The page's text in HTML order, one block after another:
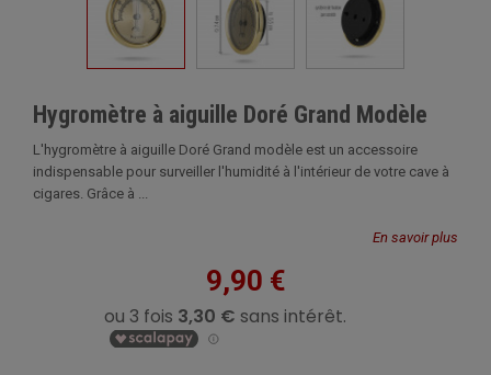
Hygromètre à aiguille Doré Grand Modèle
L'hygromètre à aiguille Doré Grand modèle est un accessoire
indispensable pour surveiller l'humidité à l'intérieur de votre cave à
cigares. Grâce à ...
En savoir plus
9,90 €